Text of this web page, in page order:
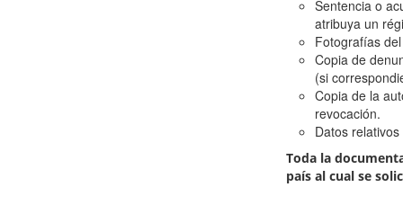
Sentencia o
atribuya un
Fotografías
Copia de
(si
Copia de la
revocación.
Datos
Toda la
país al cual se